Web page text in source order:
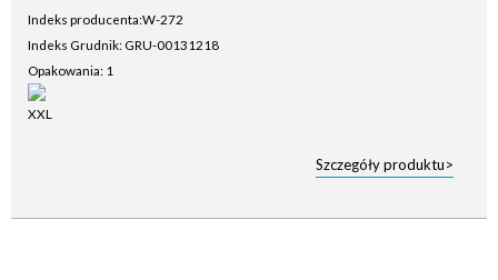
Indeks producenta:W-272
Indeks Grudnik: GRU-00131218
Opakowania: 1
Szczegóły produktu>